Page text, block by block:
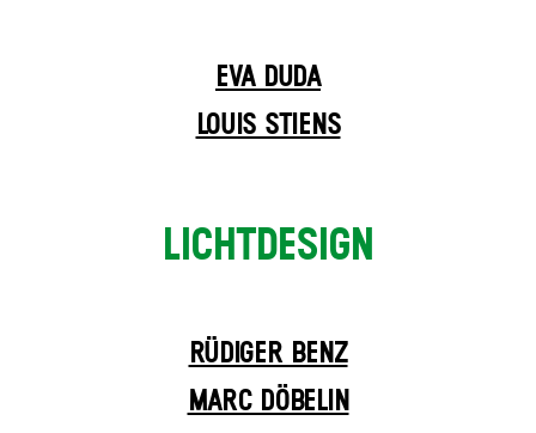
EVA DUDA
LOUIS STIENS
LICHTDESIGN
RÜDIGER BENZ
MARC DÖBELIN